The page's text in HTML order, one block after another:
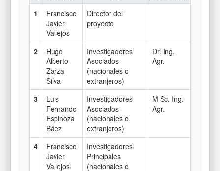
1
Francisco
Javier
Vallejos
Director del
proyecto
2
Hugo
Alberto
Zarza
Silva
Investigadores
Asociados
(nacionales o
extranjeros)
Dr. Ing.
Agr.
3
Luis
Fernando
Espinoza
Báez
Investigadores
Asociados
(nacionales o
extranjeros)
M Sc. Ing.
Agr.
4
Francisco
Javier
Vallejos
Investigadores
Principales
(nacionales o